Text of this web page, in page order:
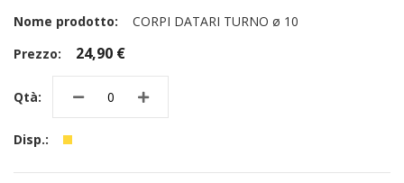
CORPI DATARI TURNO ø 10
24,90 €